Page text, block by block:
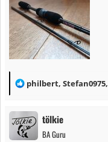
R
a
k
t
philbert, Stefan0975,
tölkie
BA Guru